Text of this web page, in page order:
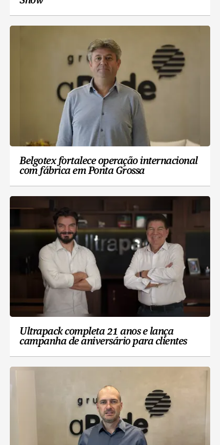
Belgotex fortalece operação internacional
com fábrica em Ponta Grossa
Ultrapack completa 21 anos e lança
campanha de aniversário para clientes